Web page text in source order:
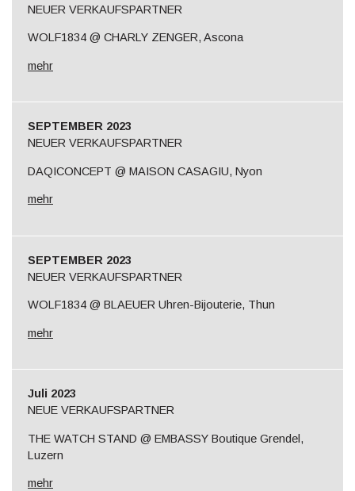
NEUER VERKAUFSPARTNER
WOLF1834 @ CHARLY ZENGER, Ascona
mehr
SEPTEMBER 2023
NEUER VERKAUFSPARTNER
DAQICONCEPT @ MAISON CASAGIU, Nyon
mehr
SEPTEMBER 2023
NEUER VERKAUFSPARTNER
WOLF1834 @ BLAEUER Uhren-Bijouterie, Thun
mehr
Juli 2023
NEUE VERKAUFSPARTNER
THE WATCH STAND @ EMBASSY Boutique Grendel,
Luzern
mehr